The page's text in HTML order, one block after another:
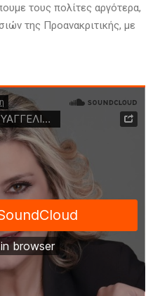
τους πολίτες αργότερα,
της Προανακριτικής, με